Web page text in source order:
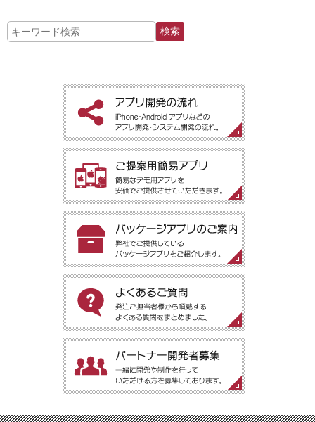
［アプリ開発の流れ］iPhone・Android アプリなどのアプリ開
発・システム開発の流れ。
［ご提案用簡易アプリ］簡易なデモ用アプリを安価でご提供させ
ていただきます。
［パッケージアプリのご案内］弊社でご提供しているパッケージ
アプリをご紹介します。
［よくあるご質問］発注ご担当者様から頂戴するよくある質問を
まとめました。
方を募集しております。